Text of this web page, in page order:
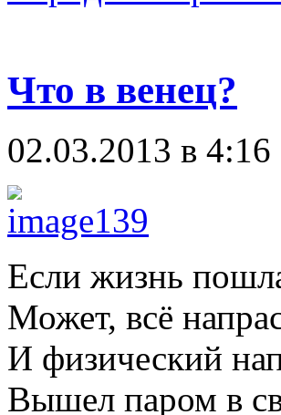
Что в венец?
02.03.2013 в 4:16
Если жизнь
Может, всё
И физический
Вышел паром в